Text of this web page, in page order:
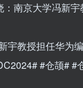
：南京大学冯新宇
宇教授担任华为
#仓颉# #